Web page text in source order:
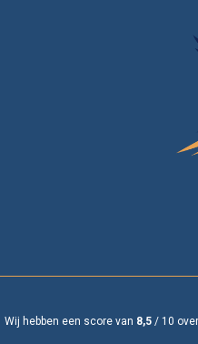
Wij hebben een score van 8,5 / 10 over